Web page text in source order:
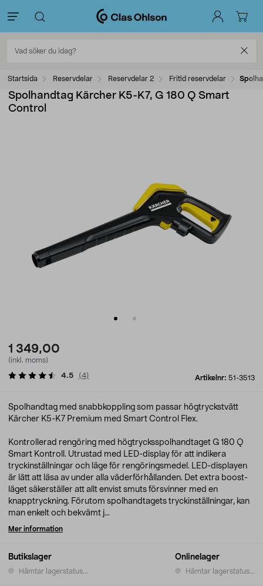
Startsida Reservdelar Reservdelar 2 Fritid reservdelar
Spolhandtag Kärcher K5-K7, G 180 Q Smart
Control
1 349,00
(inkl. moms)
Artikelnr: 51-3513
4.5 (4)
Butikslager
Hämtar lagerstatus...
Onlinelager
Hämtar lagerstatus...
Spolhandtag med snabbkoppling som passar högtryckstvätt
Kärcher K5-K7 Premium med Smart Control Flex.
Kontrollerad rengöring med högtrycksspolhandtaget G 180 Q
Smart Kontroll. Utrustad med LED-display för att indikera
tryckinställningar och läge för rengöringsmedel. LED-displayen
är lätt att läsa av under alla väderförhållanden. Det extra boost-
läget säkerställer att allt envist smuts försvinner med en
knapptryckning. Förutom spolhandtagets tryckinställningar, kan
man enkelt och bekvämt j...
Mer information